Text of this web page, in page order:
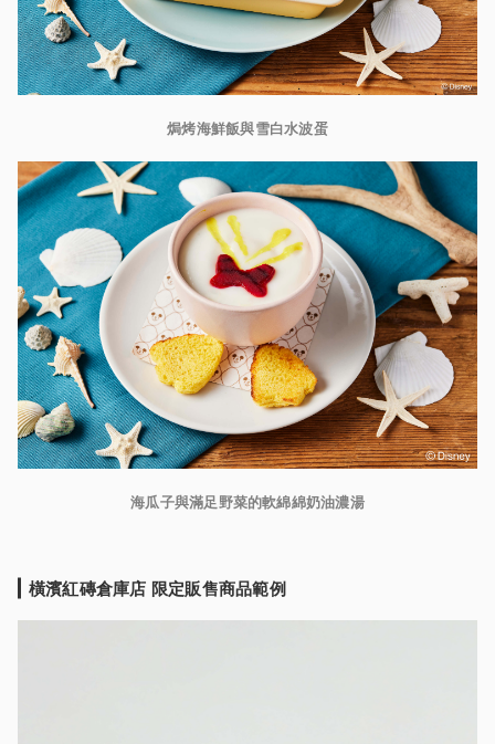
焗烤海鮮飯與雪白水波蛋
海瓜子與滿足野菜的軟綿綿奶油濃湯
橫濱紅磚倉庫店 限定販售商品範例